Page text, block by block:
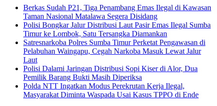
Berkas Sudah P21, Tiga Penambang Emas Ilegal di Kawasan
Taman Nasional Matalawa Segera Disidang
Polisi Bongkar Jalur Distribusi Laut Pasir Emas Ilegal Sumba
Timur ke Lombok, Satu Tersangka Diamankan
Satresnarkoba Polres Sumba Timur Perketat Pengawasan di
Pelabuhan Waingapu, Cegah Narkoba Masuk Lewat Jalur
Laut
Polisi Dalami Jaringan Distribusi Sopi Kiser di Alor, Dua
Pemilik Barang Bukti Masih Diperiksa
Polda NTT Ingatkan Modus Perekrutan Kerja Ilegal,
Masyarakat Diminta Waspada Usai Kasus TPPO di Ende